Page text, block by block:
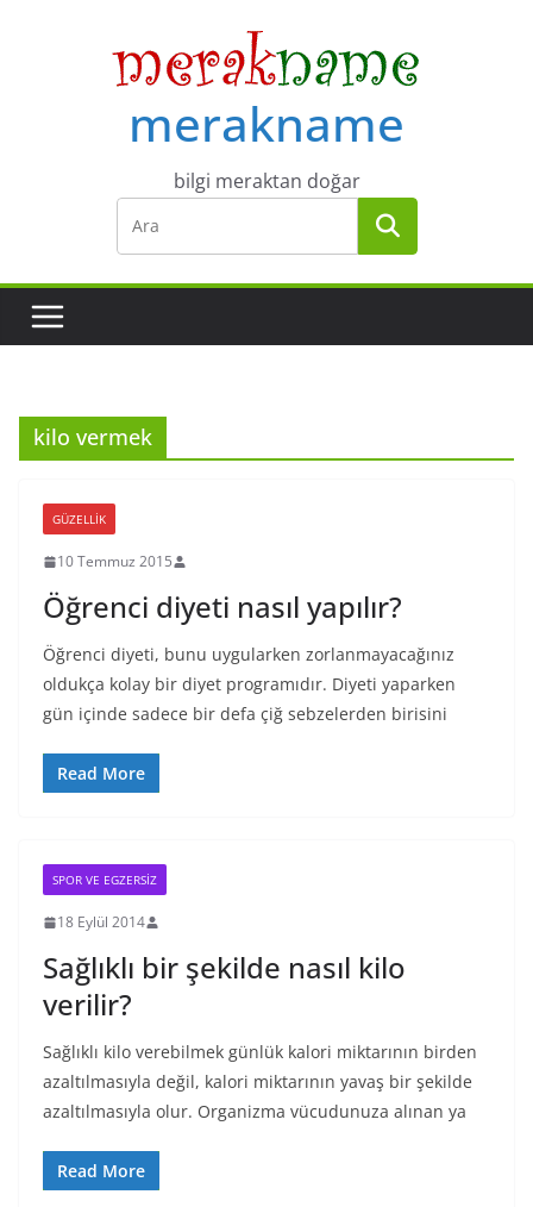
merakname
bilgi meraktan doğar
kilo vermek
GÜZELLIK
10 Temmuz 2015
Öğrenci diyeti nasıl yapılır?
Öğrenci diyeti, bunu uygularken zorlanmayacağınız
oldukça kolay bir diyet programıdır. Diyeti yaparken
gün içinde sadece bir defa çiğ sebzelerden birisini
Read More
SPOR VE EGZERSIZ
18 Eylül 2014
Sağlıklı bir şekilde nasıl kilo
verilir?
Sağlıklı kilo verebilmek günlük kalori miktarının birden
azaltılmasıyla değil, kalori miktarının yavaş bir şekilde
azaltılmasıyla olur. Organizma vücudunuza alınan ya
Read More